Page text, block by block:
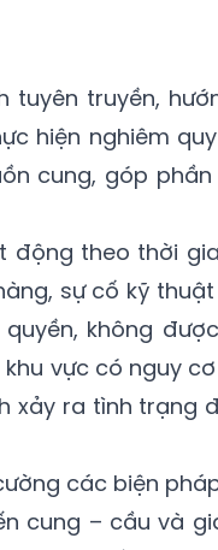
tuyên truyền,
hiện nghiêm
cung, góp
động theo thời
sự cố kỹ
không
vực có nguy
xảy ra tình trạng
các biện
cung – cầu và